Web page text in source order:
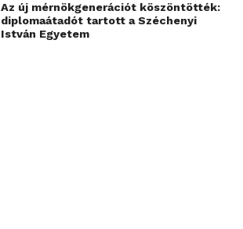
Az új mérnökgenerációt köszöntötték:
diplomaátadót tartott a Széchenyi
István Egyetem